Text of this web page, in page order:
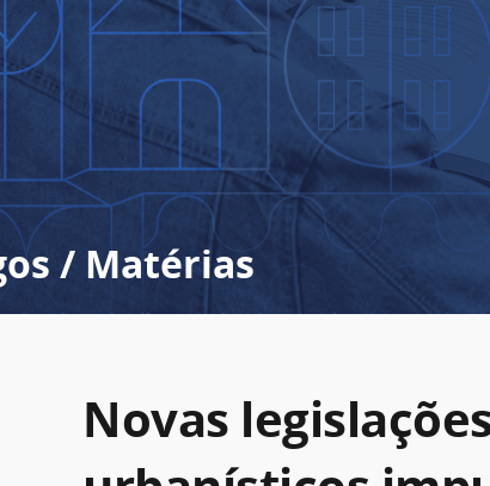
/ Matérias
Novas